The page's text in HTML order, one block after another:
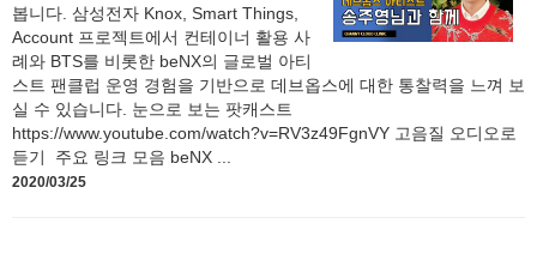
봅니다. 삼성전자 Knox, Smart Things,
Account 프로젝트에서 컨테이너 활용 사
례와 BTS를 비롯한 beNX의 글로벌 아티
스트 팬클럽 운영 경험을 기반으로 데브옵스에 대한 통찰력을 느껴 보
실 수 있습니다. 눈으로 보는 팟캐스트
https://www.youtube.com/watch?v=RV3z49FgnVY 고음질 오디오로
듣기 주요 링크 모음 beNX ...
2020/03/25